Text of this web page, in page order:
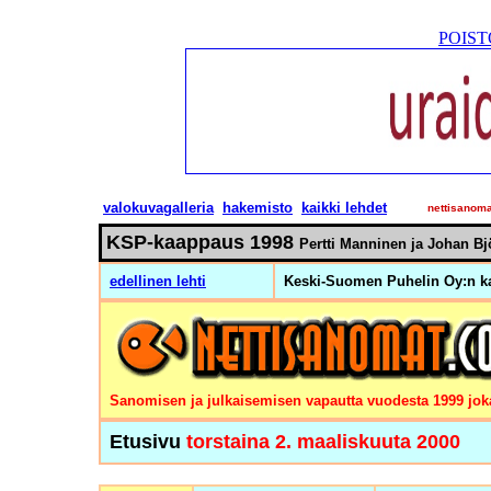
valokuvagalleria hakemisto kaikki lehdet
KSP-kaappaus 1998 Pertti Manninen ja Johan
edellinen lehti Keski-Suomen Puhelin Oy:n
Sanomisen ja julkaisemisen vapautta vuodesta 1999
Etusivu torstaina 2. maaliskuuta 2000